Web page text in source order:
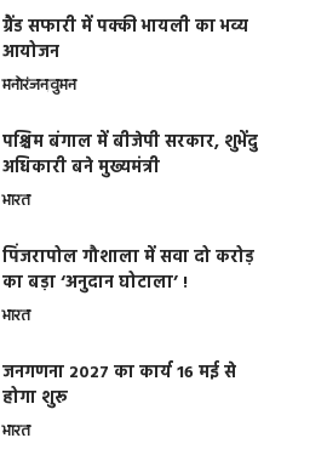
ग्रैंड सफारी में पक्की भायली का भव्य
आयोजन
मनोरंजनवुमन
पश्चिम बंगाल में बीजेपी सरकार, शुभेंदु
अधिकारी बने मुख्यमंत्री
भारत
​पिंजरापोल गौशाला में सवा दो करोड़
का बड़ा ‘अनुदान घोटाला’ !
भारत
जनगणना 2027 का कार्य 16 मई से
होगा शुरू
भारत